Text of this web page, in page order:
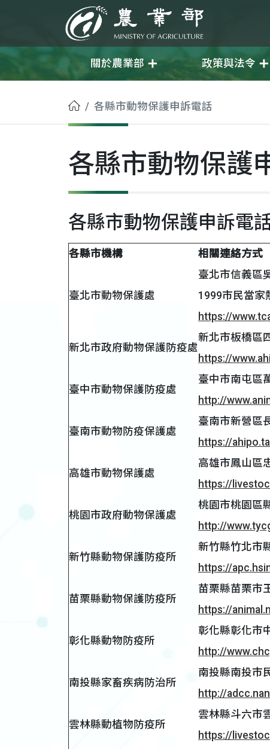
農業部
關於農業部 政策與法令
首頁各縣市動物保護申訴電話
各縣市動物保護
各縣市動物保護申訴電
各縣市機構 相關連絡方式
臺北市動物保護處
臺北市信義區
1999市民當家
https://
新北市政府動物保護防疫處
新北市板橋區
https://
臺中市動物保護防疫處
臺中市南屯區
http://
臺南市動物防疫保護處
臺南市新營區
https://
高雄市動物保護處
高雄市鳳山區
https://
桃園市政府動物保護處
桃園市桃園區
http://
新竹縣動物保護防疫所
新竹縣竹北市
https://
苗栗縣動物保護防疫所
苗栗縣苗栗市
https://
彰化縣動物防疫所
彰化縣彰化市
http://
南投縣家畜疾病防治所
南投縣南投市
http://
雲林縣動植物防疫所
雲林縣斗六市
https://